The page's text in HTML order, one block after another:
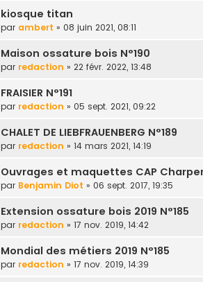
kiosque titan
par ambert » 08 juin 2021, 08:11
Maison ossature bois N°190
par redaction » 22 févr. 2022, 13:48
FRAISIER N°191
par redaction » 05 sept. 2021, 09:22
CHALET DE LIEBFRAUENBERG N°189
par redaction » 14 mars 2021, 14:19
Ouvrages et maquettes CAP
par Benjamin Diot » 06 sept. 2017, 19:35
Extension ossature bois 2019 N°185
par redaction » 17 nov. 2019, 14:42
Mondial des métiers 2019 N°185
par redaction » 17 nov. 2019, 14:39